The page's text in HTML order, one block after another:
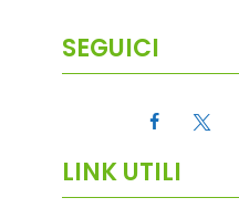
SEGUICI
LINK UTILI